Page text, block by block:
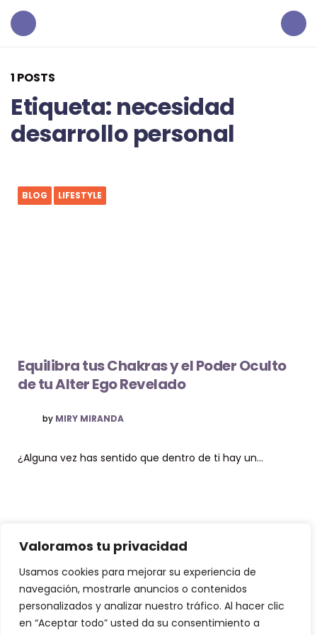
Valoramos tu privacidad
Usamos cookies para mejorar su experiencia de
navegación, mostrarle anuncios o contenidos
personalizados y analizar nuestro tráfico. Al hacer clic
en “Aceptar todo” usted da su consentimiento a
1 POSTS
Etiqueta: necesidad
desarrollo personal
BLOG LIFESTYLE
Equilibra tus Chakras y el Poder Oculto
de tu Alter Ego Revelado
POSTED
by MIRY MIRANDA
¿Alguna vez has sentido que dentro de ti hay un…
© Copyright El Método Neurohacking®
¿Que es Neurohacking? y ¿Cómo puedo usarlo?
Somos 3 Neurohackers